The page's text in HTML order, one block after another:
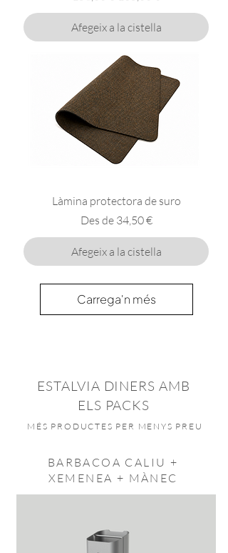
Afegeix a la cistella
Làmina protectora de suro
Des de 34,50 €
Preu d'oferta
Afegeix a la cistella
Carrega'n més
ESTALVIA DINERS AMB
ELS PACKS
MÉS PRODUCTES PER MENYS PREU
BARBACOA CALIU +
XEMENEA + MÀNEC